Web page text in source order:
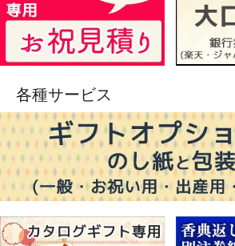
各種サービス